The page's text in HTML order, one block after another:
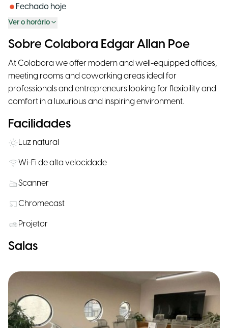
Fechado hoje
Ver o horário
Sobre Colabora Edgar Allan Poe
At Colabora we offer modern and well-equipped offices,
meeting rooms and coworking areas ideal for
professionals and entrepreneurs looking for flexibility and
comfort in a luxurious and inspiring environment.
Facilidades
Luz natural
Wi-Fi de alta velocidade
Scanner
Chromecast
Projetor
Salas